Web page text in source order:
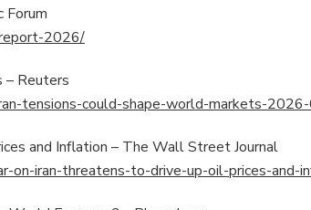
Forum
2026/
– Reuters
tensions-could-shape-world-markets-
and Inflation – The Wall Street Journal
iran-threatens-to-drive-up-oil-prices-and-